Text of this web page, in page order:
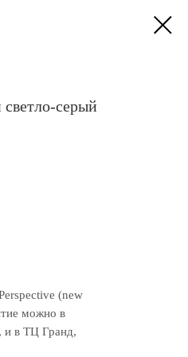
серый
(new
можно в
и в ТЦ Гранд,